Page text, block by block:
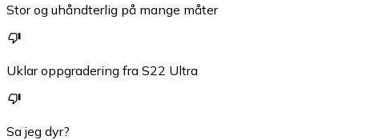
Stor og uhåndterlig på mange måter
Uklar oppgradering fra S22 Ultra
Sa jeg dyr?